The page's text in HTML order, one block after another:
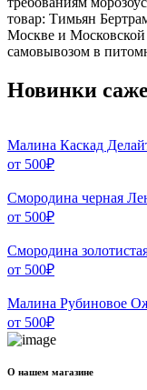
товар: Тимьян
Москве и Московской
самовывозом в
Новинки
Малина Каскад
от 500₽
Смородина черная
от 500₽
Смородина
от 500₽
Малина Рубиновое
от 500₽
О нашем магазине